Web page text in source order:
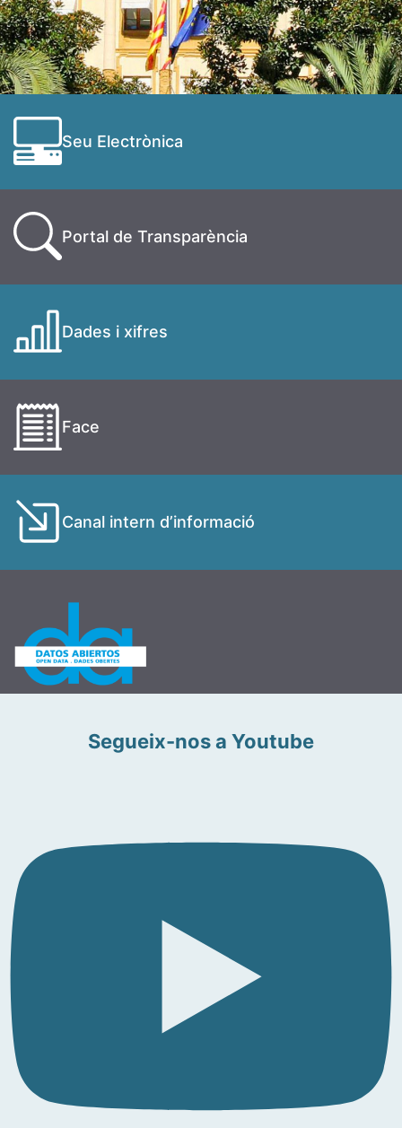
Seu Electrònica
Portal de Transparència
Dades i xifres
Face
Canal intern d’informació
Segueix-nos a Youtube